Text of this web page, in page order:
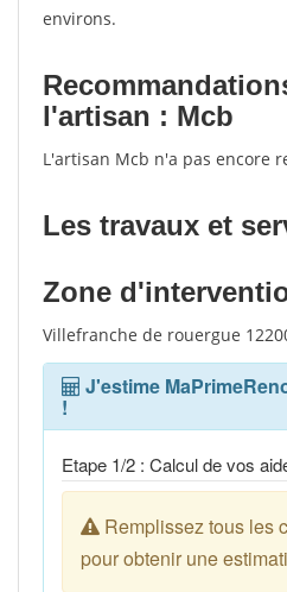
environs.
l'artisan : Mcb
L'artisan Mcb n'a pas encore
Les travaux et
Zone
Villefranche de rouergue